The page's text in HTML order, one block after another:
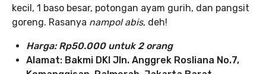
kecil, 1 baso besar, potongan ayam gurih, dan pangsit
goreng. Rasanya nampol abis, deh!
Harga: Rp50.000 untuk 2 orang
Alamat: Bakmi DKI Jln. Anggrek Rosliana No.7,